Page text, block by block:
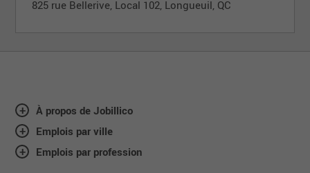
825 rue Bellerive, Local 102, Longueuil, QC
À propos de Jobillico
Emplois par ville
Emplois par profession